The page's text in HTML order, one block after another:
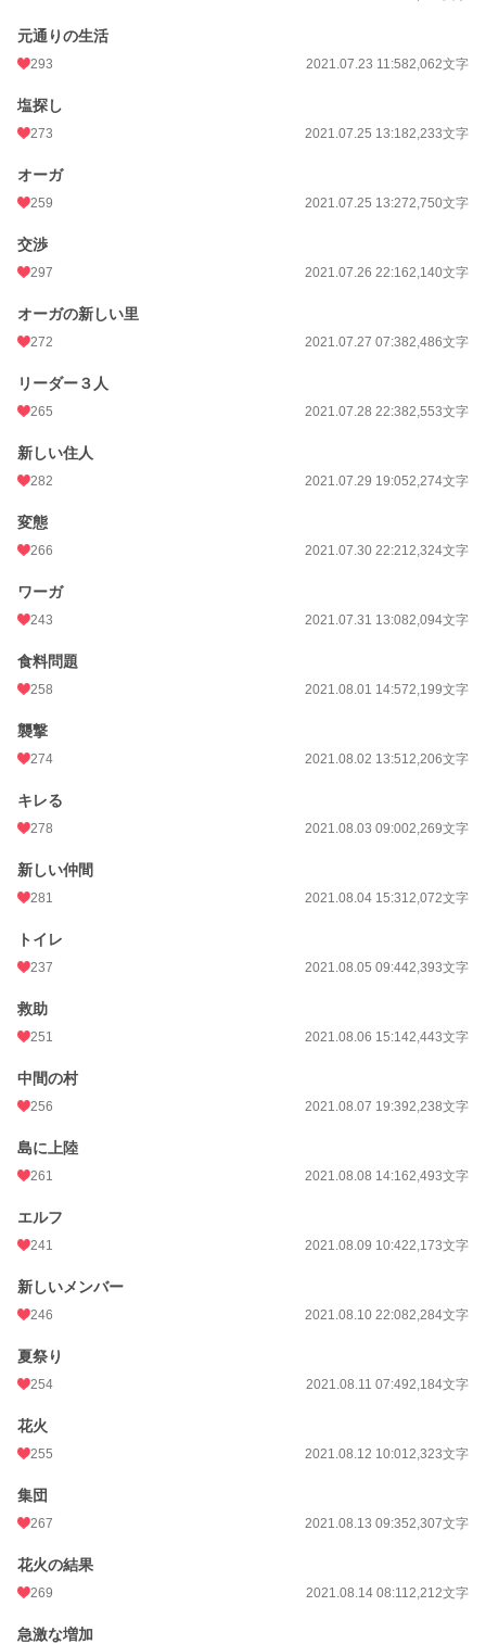
元通りの生活
293 2021.07.23 11:582,062文字
塩探し
273 2021.07.25 13:182,233文字
オーガ
259 2021.07.25 13:272,750文字
交渉
297 2021.07.26 22:162,140文字
オーガの新しい里
272 2021.07.27 07:382,486文字
リーダー３人
265 2021.07.28 22:382,553文字
新しい住人
282 2021.07.29 19:052,274文字
変態
266 2021.07.30 22:212,324文字
ワーガ
243 2021.07.31 13:082,094文字
食料問題
258 2021.08.01 14:572,199文字
襲撃
274 2021.08.02 13:512,206文字
キレる
278 2021.08.03 09:002,269文字
新しい仲間
281 2021.08.04 15:312,072文字
トイレ
237 2021.08.05 09:442,393文字
救助
251 2021.08.06 15:142,443文字
中間の村
256 2021.08.07 19:392,238文字
島に上陸
261 2021.08.08 14:162,493文字
エルフ
241 2021.08.09 10:422,173文字
新しいメンバー
246 2021.08.10 22:082,284文字
夏祭り
254 2021.08.11 07:492,184文字
花火
255 2021.08.12 10:012,323文字
集団
267 2021.08.13 09:352,307文字
花火の結果
269 2021.08.14 08:112,212文字
急激な増加